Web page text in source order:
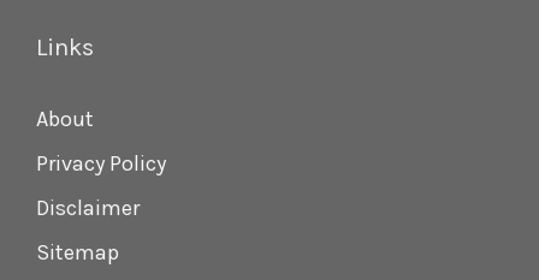
Links
About
Privacy Policy
Disclaimer
Sitemap